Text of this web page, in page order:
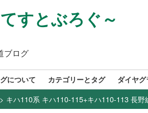
すとぶろぐ～
ブログ
について カテゴリーとタグ ダイヤグ
> キハ110系 キハ110-115+キハ110-113 長野